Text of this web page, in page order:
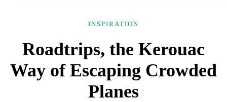
INSPIRATION
Roadtrips, the Kerouac
Way of Escaping Crowded
Planes